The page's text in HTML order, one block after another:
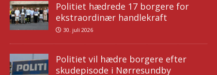
Politiet hædrede 17 borgere for
ekstraordinær handlekraft
30. juli 2026
Politiet vil hædre borgere efter
skudepisode i Nørresundby